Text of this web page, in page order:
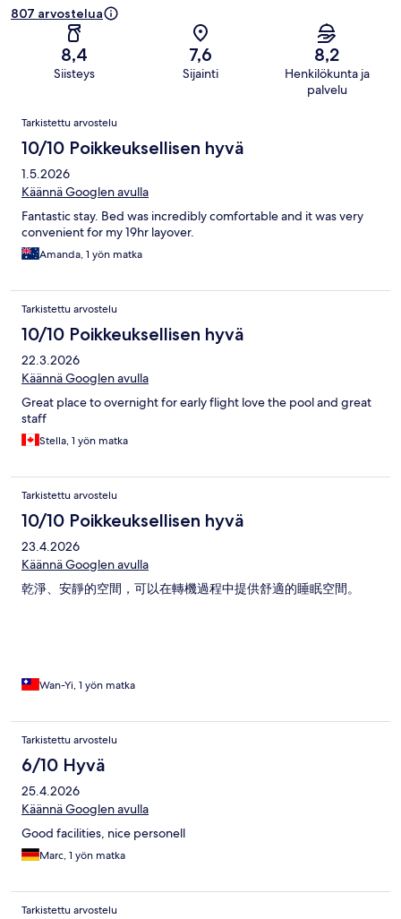
807 arvostelua
8,4
Siisteys
7,6
Sijainti
8,2
Henkilökunta ja
palvelu
Arvostelut
Tarkistettu arvostelu
10/10 Poikkeuksellisen hyvä
1.5.2026
Käännä Googlen avulla
Fantastic stay. Bed was incredibly comfortable and it was very
convenient for my 19hr layover.
Amanda, 1 yön matka
Tarkistettu arvostelu
10/10 Poikkeuksellisen hyvä
22.3.2026
Käännä Googlen avulla
Great place to overnight for early flight love the pool and great
staff
Stella, 1 yön matka
Tarkistettu arvostelu
10/10 Poikkeuksellisen hyvä
23.4.2026
Käännä Googlen avulla
乾淨、安靜的空間，可以在轉機過程中提供舒適的睡眠空間。
Wan-Yi, 1 yön matka
Tarkistettu arvostelu
6/10 Hyvä
25.4.2026
Käännä Googlen avulla
Good facilities, nice personell
Marc, 1 yön matka
Tarkistettu arvostelu